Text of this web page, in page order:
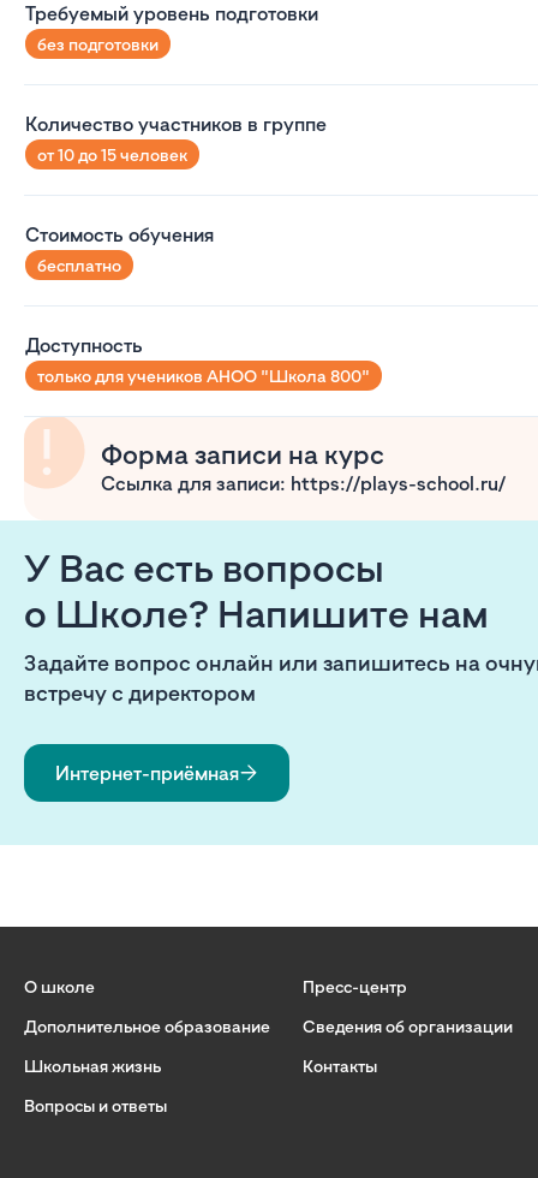
Требуемый уровень подготовки
без подготовки
Количество участников в группе
от 10 до 15 человек
Стоимость обучения
бесплатно
Доступность
только для учеников АНОО "Школа 800"
Форма записи на курс
Ссылка для записи: https://plays-school.ru/
У Вас есть вопросы
о Школе? Напишите нам
Задайте вопрос онлайн или запишитесь на
встречу с директором
Интернет-приёмная
О школе
Дополнительное образование
Школьная жизнь
Вопросы и ответы
Пресс-центр
Сведения об организации
Контакты